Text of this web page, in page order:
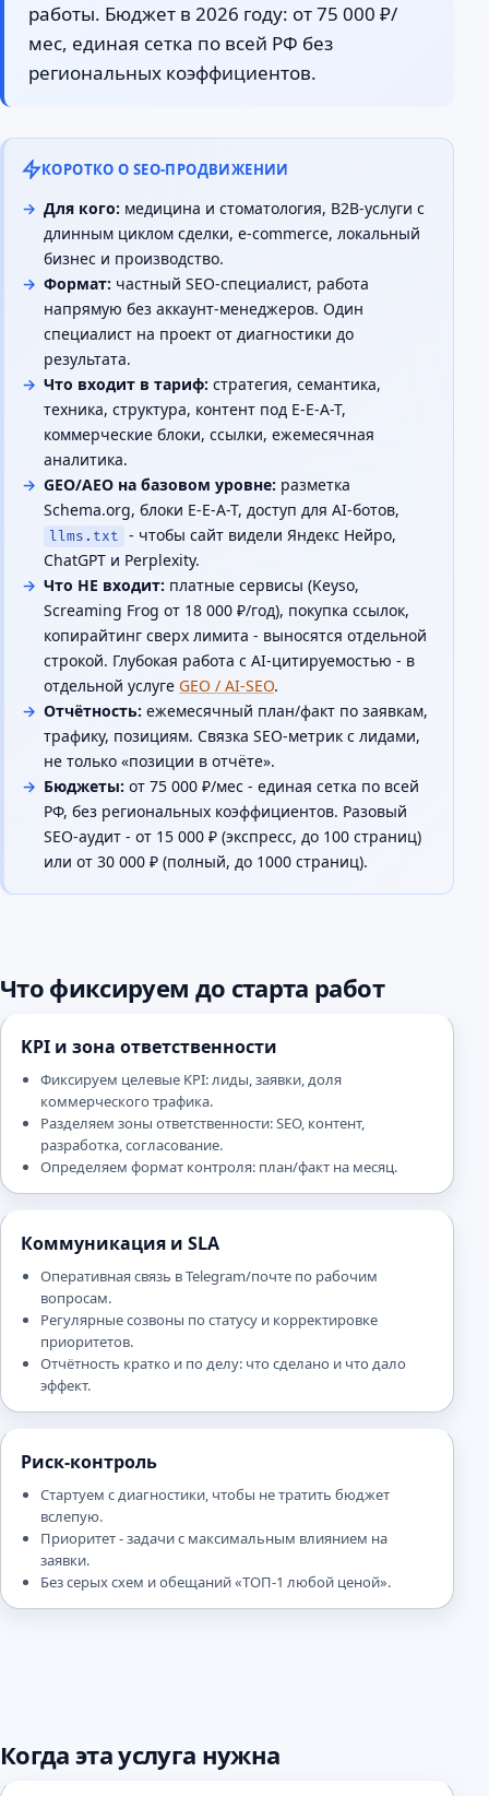
работы. Бюджет в 2026 году: от 75 000 ₽/
мес, единая сетка по всей РФ без
региональных коэффициентов.
КОРОТКО О SEO-ПРОДВИЖЕНИИ
Для кого: медицина и стоматология, B2B-услуги с
длинным циклом сделки, e-commerce, локальный
бизнес и производство.
Формат: частный SEO-специалист, работа
напрямую без аккаунт-менеджеров. Один
специалист на проект от диагностики до
результата.
Что входит в тариф: стратегия, семантика,
техника, структура, контент под E-E-A-T,
коммерческие блоки, ссылки, ежемесячная
аналитика.
GEO/AEO на базовом уровне: разметка
Schema.org, блоки E-E-A-T, доступ для AI-ботов,
llms.txt
- чтобы сайт видели Яндекс Нейро,
ChatGPT и Perplexity.
Что НЕ входит: платные сервисы (Keyso,
Screaming Frog от 18 000 ₽/год), покупка ссылок,
копирайтинг сверх лимита - выносятся отдельной
строкой. Глубокая работа с AI-цитируемостью - в
отдельной услуге GEO / AI-SEO.
Отчётность: ежемесячный план/факт по заявкам,
трафику, позициям. Связка SEO-метрик с лидами,
не только «позиции в отчёте».
Бюджеты: от 75 000 ₽/мес - единая сетка по всей
РФ, без региональных коэффициентов. Разовый
SEO-аудит - от 15 000 ₽ (экспресс, до 100 страниц)
или от 30 000 ₽ (полный, до 1000 страниц).
Что фиксируем до старта работ
KPI и зона ответственности
Фиксируем целевые KPI: лиды, заявки, доля
коммерческого трафика.
Разделяем зоны ответственности: SEO, контент,
разработка, согласование.
Определяем формат контроля: план/факт на месяц.
Коммуникация и SLA
Оперативная связь в Telegram/почте по рабочим
вопросам.
Регулярные созвоны по статусу и корректировке
приоритетов.
Отчётность кратко и по делу: что сделано и что дало
эффект.
Риск-контроль
Стартуем с диагностики, чтобы не тратить бюджет
вслепую.
Приоритет - задачи с максимальным влиянием на
заявки.
Без серых схем и обещаний «ТОП-1 любой ценой».
Когда эта услуга нужна